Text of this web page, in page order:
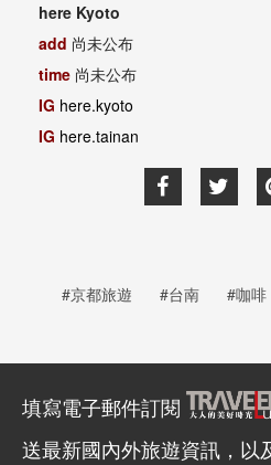
here Kyoto
add 尚未公布
time 尚未公布
IG here.kyoto
IG here.tainan
#京都旅遊 #台南 #咖啡
填寫電子郵件訂閱
送最新國內外旅遊資訊，以